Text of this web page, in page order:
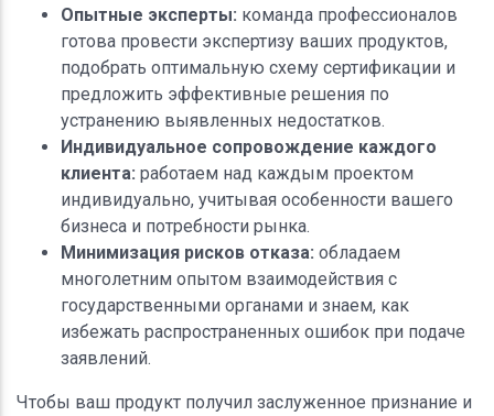
Опытные эксперты: команда профессионалов
готова провести экспертизу ваших продуктов,
подобрать оптимальную схему сертификации и
предложить эффективные решения по
устранению выявленных недостатков.
Индивидуальное сопровождение каждого
клиента: работаем над каждым проектом
индивидуально, учитывая особенности вашего
бизнеса и потребности рынка.
Минимизация рисков отказа: обладаем
многолетним опытом взаимодействия с
государственными органами и знаем, как
избежать распространенных ошибок при подаче
заявлений.
Чтобы ваш продукт получил заслуженное признание и